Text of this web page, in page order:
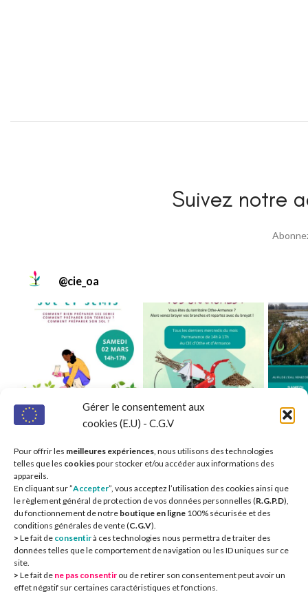
Gérer le consentement aux
cookies (E.U) - C.G.V
Pour offrir les meilleures expériences, nous utilisons des technologies
telles que les cookiespour stocker et/ou accéder aux informations des
appareils.
En cliquant sur ”Accepter”, vous acceptez l’utilisation des cookies ainsi que
le règlement général de protection de vos données personnelles (R.G.P.D),
du fonctionnement de notre boutique en ligne 100% sécurisée et des
conditions générales de vente (C.G.V).
> Le fait de consentirà ces technologies nous permettra de traiter des
données telles que le comportement de navigation ou les ID uniques sur ce
site.
> Le fait de ne pas consentir ou de retirer son consentement peut avoir un
effet négatif sur certaines caractéristiques et fonctions.
Suivez notre
@cie_oa
Nos